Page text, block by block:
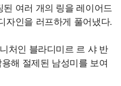
여러 개의 링을 레이어드
자인을 러프하게 풀어냈다.
처인 블라디미르 르 샤 반
해 절제된 남성미를 보여